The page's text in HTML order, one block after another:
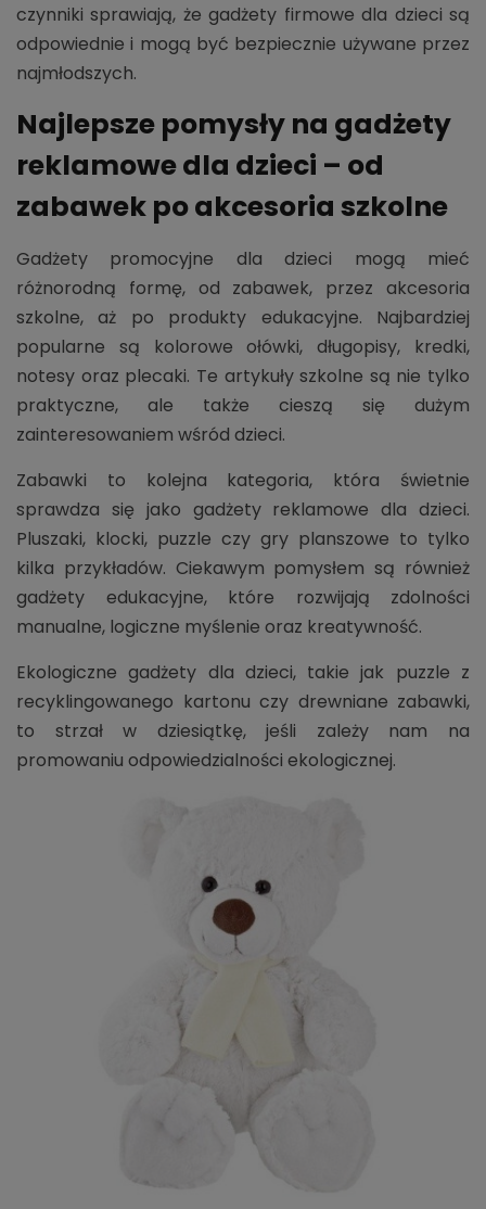
czynniki sprawiają, że gadżety firmowe dla dzieci są
odpowiednie i mogą być bezpiecznie używane przez
najmłodszych.
Najlepsze pomysły na gadżety
reklamowe dla dzieci – od
zabawek po akcesoria szkolne
Gadżety promocyjne dla dzieci mogą mieć
różnorodną formę, od zabawek, przez akcesoria
szkolne, aż po produkty edukacyjne. Najbardziej
popularne są kolorowe ołówki, długopisy, kredki,
notesy oraz plecaki. Te artykuły szkolne są nie tylko
praktyczne, ale także cieszą się dużym
zainteresowaniem wśród dzieci.
Zabawki to kolejna kategoria, która świetnie
sprawdza się jako gadżety reklamowe dla dzieci.
Pluszaki, klocki, puzzle czy gry planszowe to tylko
kilka przykładów. Ciekawym pomysłem są również
gadżety edukacyjne, które rozwijają zdolności
manualne, logiczne myślenie oraz kreatywność.
Ekologiczne gadżety dla dzieci, takie jak puzzle z
recyklingowanego kartonu czy drewniane zabawki,
to strzał w dziesiątkę, jeśli zależy nam na
promowaniu odpowiedzialności ekologicznej.